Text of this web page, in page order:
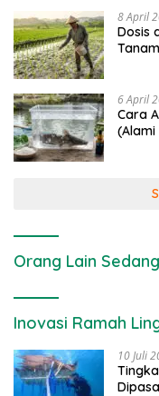
8 April
Dosis
6 April
Cara
(Alami
Orang Lain
Inovasi Ramah
10 Juli